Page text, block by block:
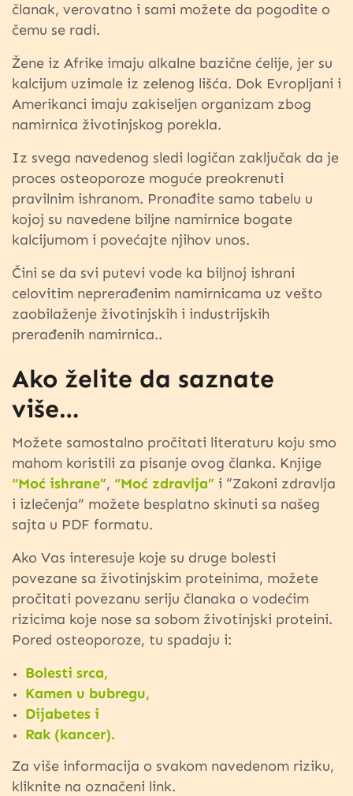
članak, verovatno i sami možete da pogodite o
čemu se radi.
Žene iz Afrike imaju alkalne bazične ćelije, jer su
kalcijum uzimale iz zelenog lišća. Dok Evropljani i
Amerikanci imaju zakiseljen organizam zbog
namirnica životinjskog porekla.
Iz svega navedenog sledi logičan zaključak da je
proces osteoporoze moguće preokrenuti
pravilnim ishranom. Pronađite samo tabelu u
kojoj su navedene biljne namirnice bogate
kalcijumom i povećajte njihov unos.
Čini se da svi putevi vode ka biljnoj ishrani
celovitim neprerađenim namirnicama uz vešto
zaobilaženje životinjskih i industrijskih
prerađenih namirnica..
Ako želite da saznate
više…
Možete samostalno pročitati literaturu koju smo
mahom koristili za pisanje ovog članka. Knjige
“Moć ishrane”, “Moć zdravlja” i “Zakoni zdravlja
i izlečenja” možete besplatno skinuti sa našeg
sajta u PDF formatu.
Ako Vas interesuje koje su druge bolesti
povezane sa životinjskim proteinima, možete
pročitati povezanu seriju članaka o vodećim
rizicima koje nose sa sobom životinjski proteini.
Pored osteoporoze, tu spadaju i:
Bolesti srca,
Kamen u bubregu,
Dijabetes i
Rak (kancer).
Za više informacija o svakom navedenom riziku,
kliknite na označeni link.